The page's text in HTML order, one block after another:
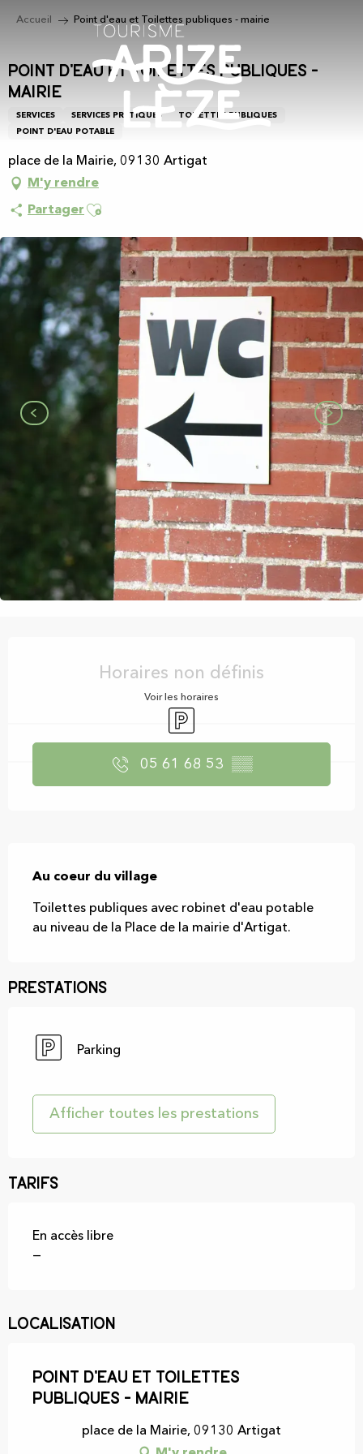
principal
Accueil Point d'eau et Toilettes publiques - mairie
Point d'eau et Toilettes publiques -
mairie
SERVICES SERVICES PRATIQUES
TOILETTES PUBLIQUES
POINT D'EAU POTABLE
place de la Mairie, 09130 Artigat
M'y rendre
Partager Ajouter aux favoris
Horaires non définis
Voir les horaires
Parking
05 61 68 53 ▒▒
Au coeur du village
Toilettes publiques avec robinet d'eau potable
au niveau de la Place de la mairie d'Artigat.
Prestations
Parking
Afficher toutes les prestations
Tarifs
En accès libre
—
Localisation
Point d'eau et Toilettes
publiques - mairie
place de la Mairie, 09130 Artigat